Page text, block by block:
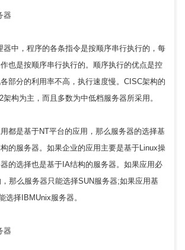
器
中，程序的各条指令是按顺序串行执行的，每
也是按顺序串行执行的。顺序执行的优点是控
部分的利用率不高，执行速度慢。CISC架构的
构为主，而且多数为中低档服务器所采用。
是基于NT平台的应用，那么服务器的选择基
的服务器。如果企业的应用主要是基于Linux操
的选择也是基于IA结构的服务器。如果应用必
那么服务器只能选择SUN服务器;如果应用基
选择IBMUnix服务器。
器